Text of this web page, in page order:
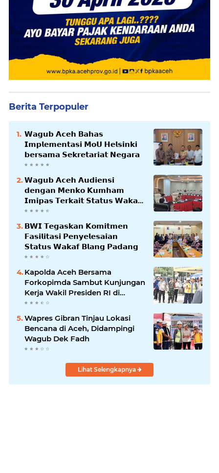
Berita Terpopuler
𝗪𝗮𝗴𝘂𝗯 𝗔𝗰𝗲𝗵 𝗕𝗮𝗵𝗮𝘀
𝗜𝗺𝗽𝗹𝗲𝗺𝗲𝗻𝘁𝗮𝘀𝗶 𝗠𝗼𝗨 𝗛𝗲𝗹𝘀𝗶𝗻𝗸𝗶
𝗯𝗲𝗿𝘀𝗮𝗺𝗮 𝗦𝗲𝗸𝗿𝗲𝘁𝗮𝗿𝗶𝗮𝘁 𝗡𝗲𝗴𝗮𝗿𝗮
𝗪𝗮𝗴𝘂𝗯 𝗔𝗰𝗲𝗵 𝗔𝘂𝗱𝗶𝗲𝗻𝘀𝗶
𝗱𝗲𝗻𝗴𝗮𝗻 𝗠𝗲𝗻𝗸𝗼 𝗞𝘂𝗺𝗵𝗮𝗺
𝗜𝗺𝗶𝗽𝗮𝘀 𝗧𝗲𝗿𝗸𝗮𝗶𝘁 𝗦𝘁𝗮𝘁𝘂𝘀 𝗪𝗮𝗸𝗮𝗳
𝗕𝗹𝗮𝗻𝗴𝗽𝗮𝗱𝗮𝗻𝗴
𝗕𝗪𝗜 𝗧𝗲𝗴𝗮𝘀𝗸𝗮𝗻 𝗞𝗼𝗺𝗶𝘁𝗺𝗲𝗻
𝗙𝗮𝘀𝗶𝗹𝗶𝘁𝗮𝘀𝗶 𝗣𝗲𝗻𝘆𝗲𝗹𝗲𝘀𝗮𝗶𝗮𝗻
𝗦𝘁𝗮𝘁𝘂𝘀 𝗪𝗮𝗸𝗮𝗳 𝗕𝗹𝗮𝗻𝗴 𝗣𝗮𝗱𝗮𝗻𝗴
Kapolda Aceh Bersama
Forkopimda Sambut Kunjungan
Kerja Wakil Presiden RI di
Kabupaten Bireuen
Wapres Gibran Tinjau Lokasi
Bencana di Aceh, Didampingi
Wagub Dek Fadh
Lihat Selengkapnya